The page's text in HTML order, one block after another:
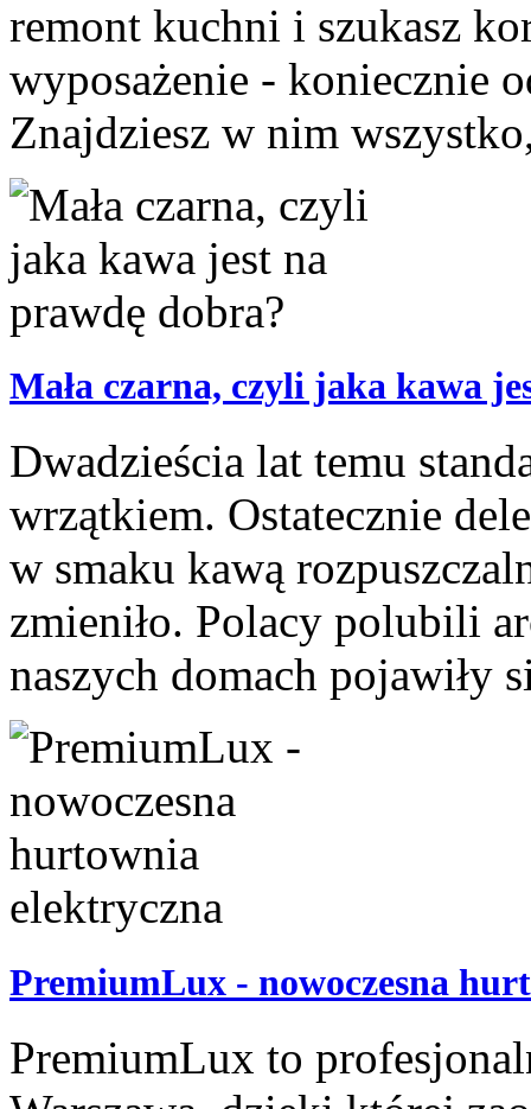
remont kuchni i szukasz
wyposażenie - koniecznie
Znajdziesz w nim
Mała czarna, czyli jaka kawa
Dwadzieścia lat temu
wrzątkiem. Ostatecznie
w smaku kawą
zmieniło. Polacy polubili
naszych domach pojawiły
PremiumLux - nowoczesna
PremiumLux to